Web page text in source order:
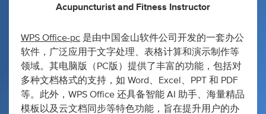
Acupuncturist and Fitness Instructor
WPS Office-pc 是由中国金山软件公司开发的一套办公
软件，广泛应用于文字处理、表格计算和演示制作等
领域。​其电脑版（PC版）提供了丰富的功能，包括对
多种文档格式的支持，如 Word、Excel、PPT 和 PDF
等。​此外，WPS Office 还具备智能 AI 助手、海量精品
模板以及云文档同步等特色功能，旨在提升用户的办